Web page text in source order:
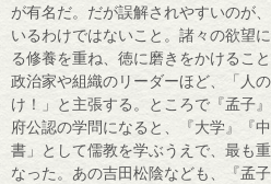
が有名だ。だが誤解されやすいのが
いるわけではないこと。諸々の欲望
る修養を重ね、徳に磨きをかけるこ
政治家や組織のリーダーほど、「人
け！」と主張する。ところで『孟子
府公認の学問になると、『大学』『
書」として儒教を学ぶうえで、最も
なった。あの吉田松陰なども、『孟